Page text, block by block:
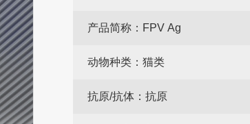
产品简称： FPV Ag
动物种类：猫类
抗原/抗体：抗原